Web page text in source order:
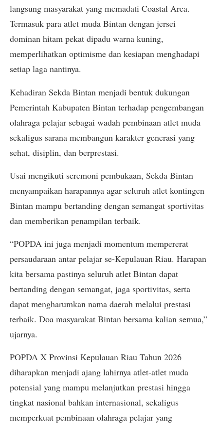
langsung masyarakat yang memadati Coastal Area.
Termasuk para atlet muda Bintan dengan jersei
dominan hitam pekat dipadu warna kuning,
memperlihatkan optimisme dan kesiapan menghadapi
setiap laga nantinya.
Kehadiran Sekda Bintan menjadi bentuk dukungan
Pemerintah Kabupaten Bintan terhadap pengembangan
olahraga pelajar sebagai wadah pembinaan atlet muda
sekaligus sarana membangun karakter generasi yang
sehat, disiplin, dan berprestasi.
Usai mengikuti seremoni pembukaan, Sekda Bintan
menyampaikan harapannya agar seluruh atlet kontingen
Bintan mampu bertanding dengan semangat sportivitas
dan memberikan penampilan terbaik.
“POPDA ini juga menjadi momentum mempererat
persaudaraan antar pelajar se-Kepulauan Riau. Harapan
kita bersama pastinya seluruh atlet Bintan dapat
bertanding dengan semangat, jaga sportivitas, serta
dapat mengharumkan nama daerah melalui prestasi
terbaik. Doa masyarakat Bintan bersama kalian semua,”
ujarnya.
POPDA X Provinsi Kepulauan Riau Tahun 2026
diharapkan menjadi ajang lahirnya atlet-atlet muda
potensial yang mampu melanjutkan prestasi hingga
tingkat nasional bahkan internasional, sekaligus
memperkuat pembinaan olahraga pelajar yang